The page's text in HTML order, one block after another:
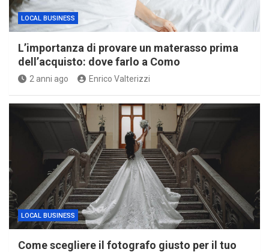
LOCAL BUSINESS
L’importanza di provare un materasso prima
dell’acquisto: dove farlo a Como
2 anni ago Enrico Valterizzi
LOCAL BUSINESS
Come scegliere il fotografo giusto per il tuo